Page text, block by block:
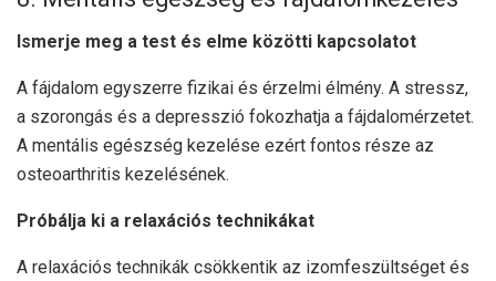
Ismerje meg a test és elme közötti kapcsolatot
A fájdalom egyszerre fizikai és érzelmi élmény. A stressz,
a szorongás és a depresszió fokozhatja a fájdalomérzetet.
A mentális egészség kezelése ezért fontos része az
osteoarthritis kezelésének.
Próbálja ki a relaxációs technikákat
A relaxációs technikák csökkentik az izomfeszültséget és